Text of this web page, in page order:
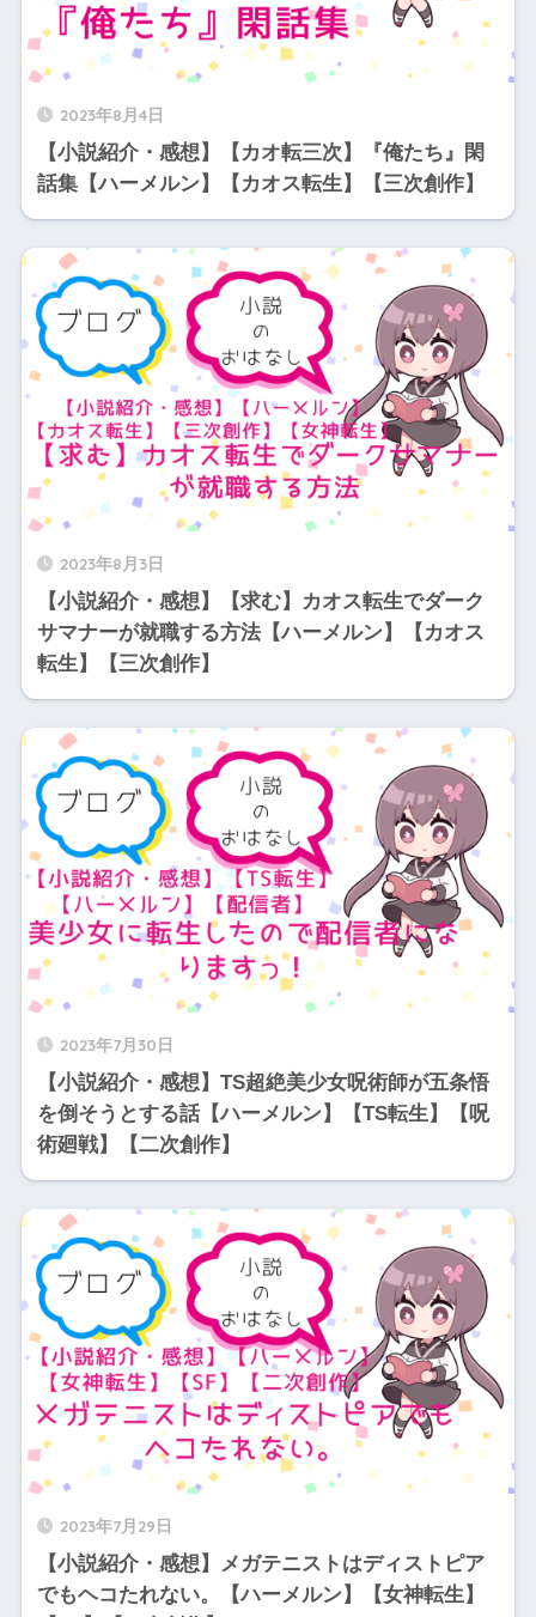
2023年8月4日
【小説紹介・感想】【カオ転三次】『俺たち』閑
話集【ハーメルン】【カオス転生】【三次創作】
2023年8月3日
【小説紹介・感想】【求む】カオス転生でダーク
サマナーが就職する方法【ハーメルン】【カオス
転生】【三次創作】
2023年7月30日
【小説紹介・感想】TS超絶美少女呪術師が五条悟
を倒そうとする話【ハーメルン】【TS転生】【呪
術廻戦】【二次創作】
2023年7月29日
【小説紹介・感想】メガテニストはディストピア
でもヘコたれない。【ハーメルン】【女神転生】